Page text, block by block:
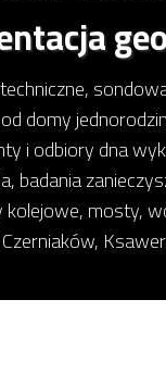
domy
i odbiory dna
badania
mosty,